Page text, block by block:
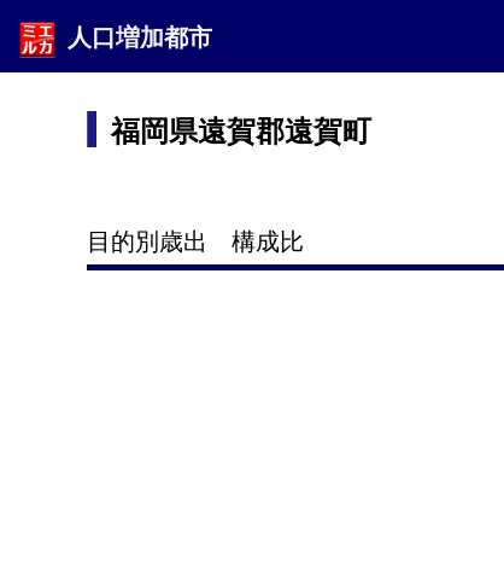
人口増加都市
福岡県遠賀郡遠賀町
目的別歳出 構成比